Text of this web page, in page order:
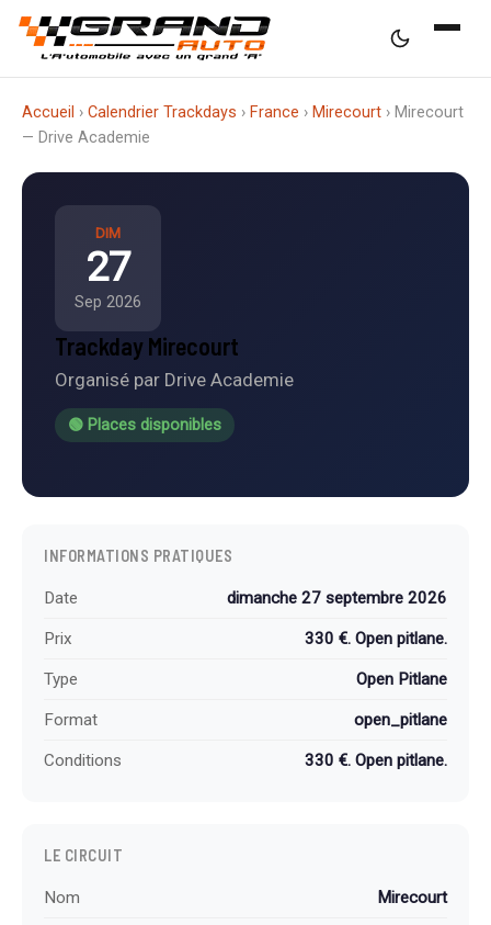
Accueil › Calendrier Trackdays › France › Mirecourt › Mirecourt
— Drive Academie
DIM
27
Sep 2026
Trackday Mirecourt
Organisé par Drive Academie
🟢 Places disponibles
INFORMATIONS PRATIQUES
Date dimanche 27 septembre 2026
Prix 330 €. Open pitlane.
Type Open Pitlane
Format open_pitlane
Conditions 330 €. Open pitlane.
LE CIRCUIT
Nom Mirecourt